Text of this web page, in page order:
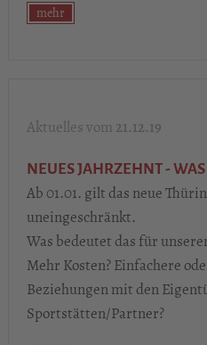
mehr
21.12.19
NEUES JAHRZEHNT -
Ab 01.01. gilt das neue
uneingeschränkt.
Was bedeutet das für
Mehr Kosten? Einfachere
Beziehungen mit den
Sportstätten/Partner?